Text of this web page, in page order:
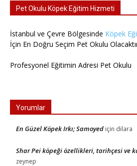
Pet Okulu Köpek Eğitim Hizmeti
İstanbul ve Çevre Bölgesinde Köpek
İçin En Doğru Seçim Pet Okulu
Profesyonel Eğitimin Adresi Pet Okulu
Yorumlar
En Güzel Köpek Irkı; Samoyed için dilara
Shar Pei köpeği özellikleri, tarihçesi ve
zeynep